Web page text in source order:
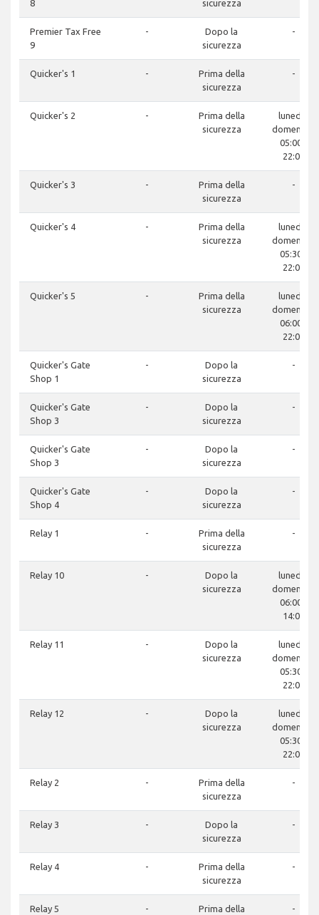
8 sicurezza
Premier Tax Free
9
-
Dopo la
sicurezza
-
Quicker's 1 -
Prima della
sicurezza
-
Quicker's 2 -
Prima della
sicurezza
lunedì -
domenica:
05:00 -
22:00
Quicker's 3 -
Prima della
sicurezza
-
Quicker's 4 -
Prima della
sicurezza
lunedì -
domenica:
05:30 -
22:00
Quicker's 5 -
Prima della
sicurezza
lunedì -
domenica:
06:00 -
22:00
Quicker's Gate
Shop 1
-
Dopo la
sicurezza
-
Quicker's Gate
Shop 3
-
Dopo la
sicurezza
-
Quicker's Gate
Shop 3
-
Dopo la
sicurezza
-
Quicker's Gate
Shop 4
-
Dopo la
sicurezza
-
Relay 1 -
Prima della
sicurezza
-
Relay 10 -
Dopo la
sicurezza
lunedì -
domenica:
06:00 -
14:00
Relay 11 -
Dopo la
sicurezza
lunedì -
domenica:
05:30 -
22:00
Relay 12 -
Dopo la
sicurezza
lunedì -
domenica:
05:30 -
22:00
Relay 2 -
Prima della
sicurezza
-
Relay 3 -
Dopo la
sicurezza
-
Relay 4 -
Prima della
sicurezza
-
Relay 5 -
Prima della
-